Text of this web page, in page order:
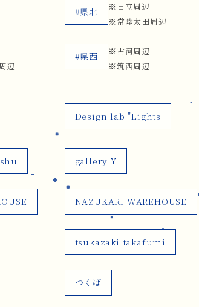
#県北
※日立周辺
※常陸太田周辺
辺
#県西
※古河周辺
※筑西周辺
Design lab "Lights
gallery Y
NAZUKARI WAREHOUSE
tsukazaki takafumi
つくば